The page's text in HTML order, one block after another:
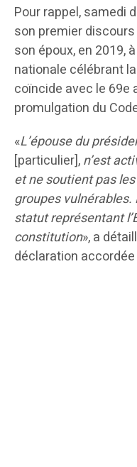
Pour rappel, samedi
son premier
son époux, en 2019,
nationale célébrant
coïncide avec le 69e
promulgation du
«L’épouse du
[particulier],n’est
et ne soutient pas
groupes vulnérables.
statut représentant
constitution», a
déclaration